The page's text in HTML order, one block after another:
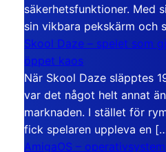
säkerhetsfunktioner. Med
sin vikbara pekskärm och
Skool Daze – spelet som
öppet kaos
När Skool Daze släpptes
var det något helt annat
marknaden. I stället för
fick spelaren uppleva en
AmigaOS –